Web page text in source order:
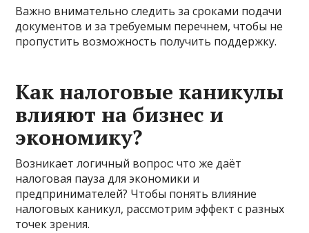
Важно внимательно следить за сроками подачи
документов и за требуемым перечнем, чтобы не
пропустить возможность получить поддержку.
Как налоговые каникулы
влияют на бизнес и
экономику?
Возникает логичный вопрос: что же даёт
налоговая пауза для экономики и
предпринимателей? Чтобы понять влияние
налоговых каникул, рассмотрим эффект с разных
точек зрения.